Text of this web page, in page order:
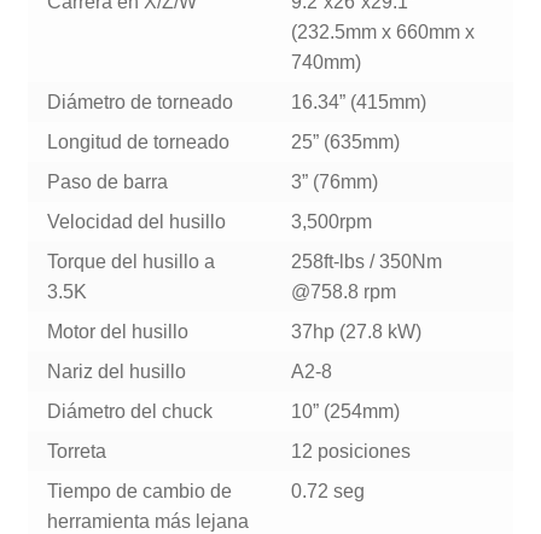
(232.5mm x 660mm x
740mm)
Diámetro de torneado
16.34” (415mm)
Longitud de torneado
25” (635mm)
Paso de barra
3” (76mm)
Velocidad del husillo
3,500rpm
Torque del husillo a
3.5K
258ft-lbs / 350Nm
@758.8 rpm
Motor del husillo
37hp (27.8 kW)
Nariz del husillo
A2-8
Diámetro del chuck
10” (254mm)
Torreta
12 posiciones
Tiempo de cambio de
herramienta más lejana
0.72 seg